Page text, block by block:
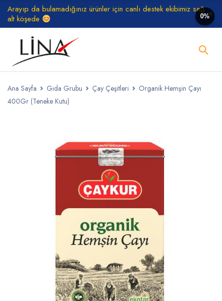
Arayıp da bulamadığınız ürünler için canlı destek ekibimiz sağ
alt köşede
Ana Sayfa Gıda Grubu Çay Çeşitleri
Organik Hemşin Çayı
400Gr (Teneke Kutu)
0%